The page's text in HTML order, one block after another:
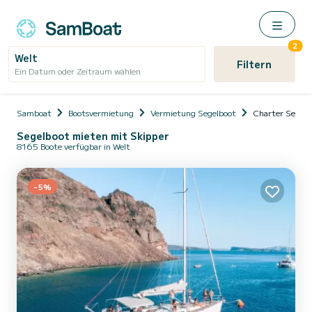
Welt
Ein Datum oder Zeitraum wählen Filtern
2
Samboat Bootsvermietung Vermietung Segelboot Charter
Segelboot mieten mit Skipper
8165 Boote verfügbar in Welt
-5%